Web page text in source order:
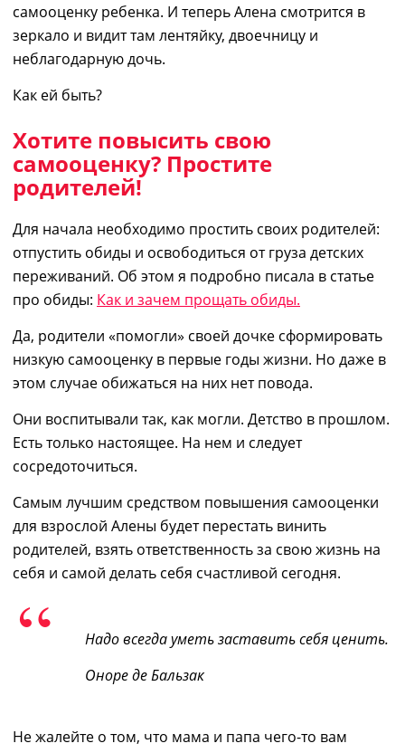
самооценку ребенка. И теперь Алена смотрится в
зеркало и видит там лентяйку, двоечницу и
неблагодарную дочь.
Как ей быть?
Хотите повысить свою
самооценку? Простите
родителей!
Для начала необходимо простить своих родителей:
отпустить обиды и освободиться от груза детских
переживаний. Об этом я подробно писала в статье
про обиды: Как и зачем прощать обиды.
Да, родители «помогли» своей дочке сформировать
низкую самооценку в первые годы жизни. Но даже в
этом случае обижаться на них нет повода.
Они воспитывали так, как могли. Детство в прошлом.
Естьтолько настоящее. На нем и следует
сосредоточиться.
Самым лучшим средством повышения самооценки
для взрослой Алены будет перестать винить
родителей, взять ответственность за свою жизнь на
себя и самой делать себя счастливой сегодня.
Надо всегда уметь заставить себя ценить.
Оноре де Бальзак
Не жалейте о том, что мама и папа чего-то вам